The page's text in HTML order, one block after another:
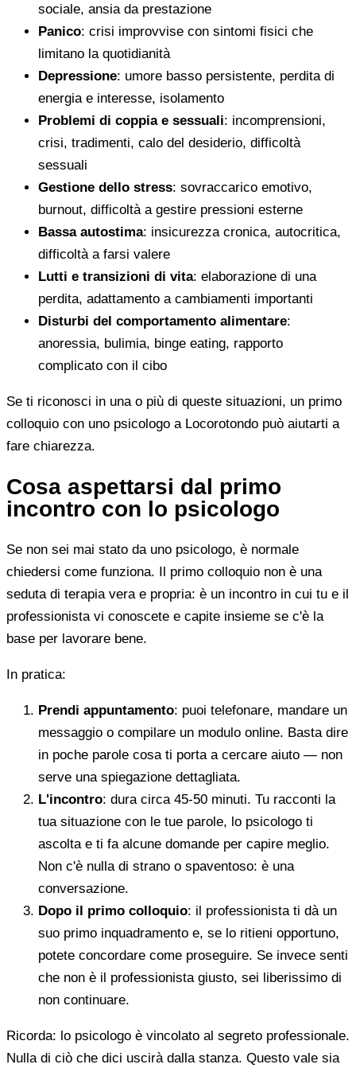
sociale, ansia da prestazione
Panico: crisi improvvise con sintomi fisici che
limitano la quotidianità
Depressione: umore basso persistente, perdita di
energia e interesse, isolamento
Problemi di coppia e sessuali: incomprensioni,
crisi, tradimenti, calo del desiderio, difficoltà
sessuali
Gestione dello stress: sovraccarico emotivo,
burnout, difficoltà a gestire pressioni esterne
Bassa autostima: insicurezza cronica, autocritica,
difficoltà a farsi valere
Lutti e transizioni di vita: elaborazione di una
perdita, adattamento a cambiamenti importanti
Disturbi del comportamento alimentare:
anoressia, bulimia, binge eating, rapporto
complicato con il cibo
Se ti riconosci in una o più di queste situazioni, un primo
colloquio con uno psicologo a Locorotondo può aiutarti a
fare chiarezza.
Cosa aspettarsi dal primo
incontro con lo psicologo
Se non sei mai stato da uno psicologo, è normale
chiedersi come funziona. Il primo colloquio non è una
seduta di terapia vera e propria: è un incontro in cui tu e il
professionista vi conoscete e capite insieme se c'è la
base per lavorare bene.
In pratica:
Prendi appuntamento: puoi telefonare, mandare un
messaggio o compilare un modulo online. Basta dire
in poche parole cosa ti porta a cercare aiuto — non
serve una spiegazione dettagliata.
L'incontro: dura circa 45-50 minuti. Tu racconti la
tua situazione con le tue parole, lo psicologo ti
ascolta e ti fa alcune domande per capire meglio.
Non c'è nulla di strano o spaventoso: è una
conversazione.
Dopo il primo colloquio: il professionista ti dà un
suo primo inquadramento e, se lo ritieni opportuno,
potete concordare come proseguire. Se invece senti
che non è il professionista giusto, sei liberissimo di
non continuare.
Ricorda: lo psicologo è vincolato al segreto professionale.
Nulla di ciò che dici uscirà dalla stanza. Questo vale sia